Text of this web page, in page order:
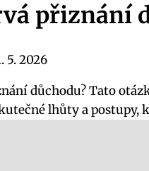
přiznání
5. 2026
důchodu? Tato
lhůty a